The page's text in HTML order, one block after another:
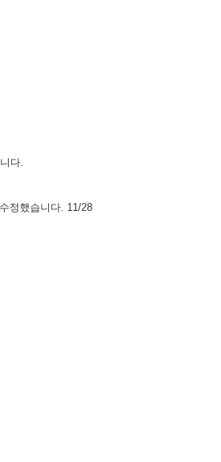
다.
정했습니다. 11/28